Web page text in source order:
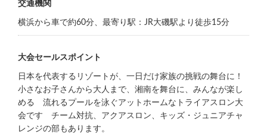
交通機関
横浜から車で約60分、最寄り駅：JR大磯駅より徒歩15分
大会セールスポイント
日本を代表するリゾートが、一日だけ家族の挑戦の舞台に！
小さなお子さんから大人まで、湘南を舞台に、みんなが楽し
める 流れるプールを泳ぐアットホームなトライアスロン大
会です チーム対抗、アクアスロン、キッズ・ジュニアチャ
レンジの部もあります。